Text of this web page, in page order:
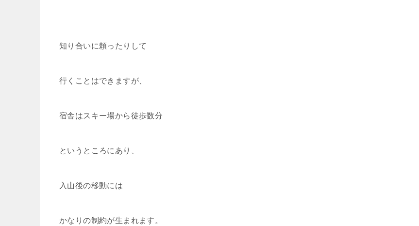
知り合いに頼ったりして
行くことはできますが、
宿舎はスキー場から徒歩数分
というところにあり、
入山後の移動には
かなりの制約が生まれます。